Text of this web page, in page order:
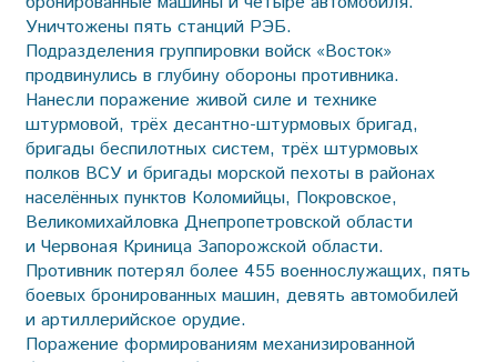
Уничтожены пять станций РЭБ.
Подразделения группировки войск «Восток»
продвинулись в глубину обороны противника.
Нанесли поражение живой силе и технике
штурмовой, трёх десантно-штурмовых бригад,
бригады беспилотных систем, трёх штурмовых
полков ВСУ и бригады морской пехоты в районах
населённых пунктов Коломийцы, Покровское,
Великомихайловка Днепропетровской области
и Червоная Криница Запорожской области.
Противник потерял более 455 военнослужащих, пять
боевых бронированных машин, девять автомобилей
и артиллерийское орудие.
Поражение формированиям механизированной